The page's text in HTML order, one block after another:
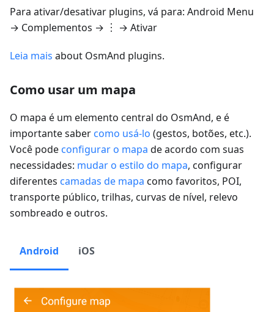
Para ativar/desativar plugins, vá para: Android Menu
→ Complementos → ︙ → Ativar
Leia mais about OsmAnd plugins.
Como usar um mapa
O mapa é um elemento central do OsmAnd, e é
importante saber como usá-lo (gestos, botões, etc.).
Você pode configurar o mapa de acordo com suas
necessidades: mudar o estilo do mapa, configurar
diferentes camadas de mapa como favoritos, POI,
transporte público, trilhas, curvas de nível, relevo
sombreado e outros.
Android iOS